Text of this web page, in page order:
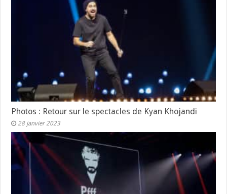
Photos : Retour sur le spectacles de Kyan Khojandi
28 janvier 2023